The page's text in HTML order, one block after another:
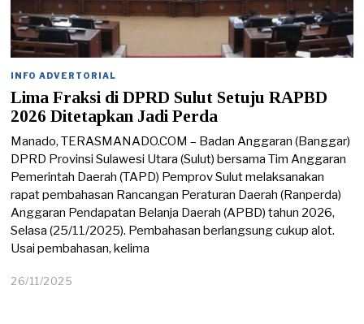
INFO ADVERTORIAL
Lima Fraksi di DPRD Sulut Setuju RAPBD
2026 Ditetapkan Jadi Perda
Manado, TERASMANADO.COM – Badan Anggaran (Banggar)
DPRD Provinsi Sulawesi Utara (Sulut) bersama Tim Anggaran
Pemerintah Daerah (TAPD) Pemprov Sulut melaksanakan
rapat pembahasan Rancangan Peraturan Daerah (Ranperda)
Anggaran Pendapatan Belanja Daerah (APBD) tahun 2026,
Selasa (25/11/2025). Pembahasan berlangsung cukup alot.
Usai pembahasan, kelima
26/11/2025